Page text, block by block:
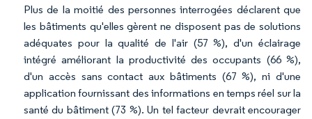
Plus de la moitié des personnes interrogées déclarent que
les bâtiments qu'elles gèrent ne disposent pas de solutions
adéquates pour la qualité de l'air (57 %), d'un éclairage
intégré améliorant la productivité des occupants (66 %),
d'un accès sans contact aux bâtiments (67 %), ni d'une
application fournissant des informations en temps réel sur la
santé du bâtiment (73 %). Un tel facteur devrait encourager